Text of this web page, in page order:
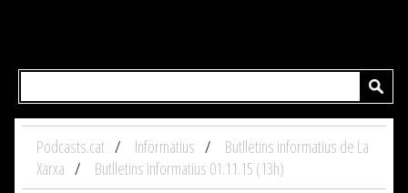
Podcasts.cat Informatius
Butlletins informatius de La
Xarxa
Butlletins informatius 01.11.15 (13h)